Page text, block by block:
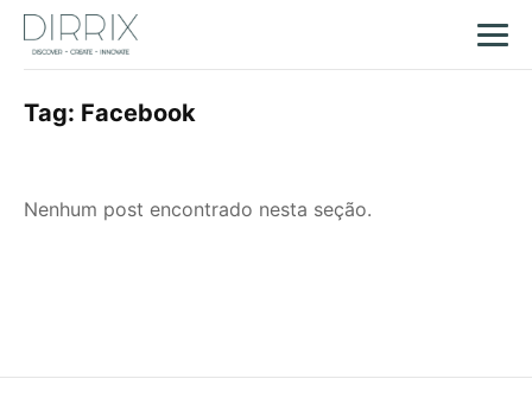
Tag: Facebook
Nenhum post encontrado nesta seção.